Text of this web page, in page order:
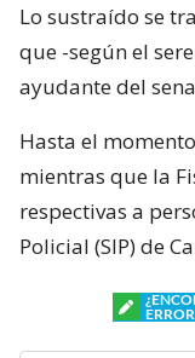
Lo sustraído se
que -según el
ayudante del
Hasta el momento
mientras que la
respectivas a
Policial (SIP) de